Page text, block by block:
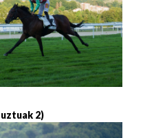
2)